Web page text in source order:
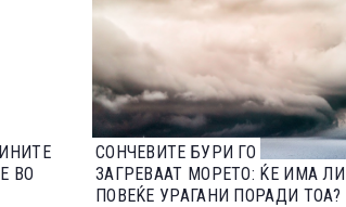
ВО
СОНЧЕВИТЕ БУРИ ГО
ЗАГРЕВААТ МОРЕТО: ЌЕ ИМА ЛИ
ПОВЕЌЕ УРАГАНИ ПОРАДИ ТОА?